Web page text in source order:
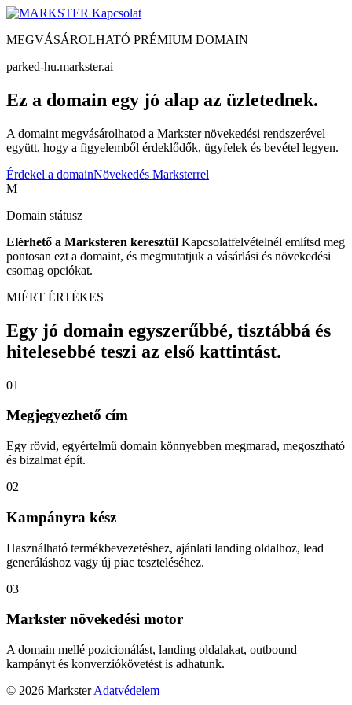
Kapcsolat
MEGVÁSÁROLHATÓ PRÉMIUM DOMAIN
parked-hu.markster.ai
Ez a domain egy jó alap az üzletednek.
A domaint megvásárolhatod a Markster növekedési rendszerével
együtt, hogy a figyelemből érdeklődők, ügyfelek és bevétel legyen.
Érdekel a domainNövekedés Marksterrel
M
Domain státusz
Elérhető a Marksteren keresztül Kapcsolatfelvételnél említsd meg
pontosan ezt a domaint, és megmutatjuk a vásárlási és növekedési
csomag opciókat.
MIÉRT ÉRTÉKES
Egy jó domain egyszerűbbé, tisztábbá és
hitelesebbé teszi az első kattintást.
01
Megjegyezhető cím
Egy rövid, egyértelmű domain könnyebben megmarad, megosztható
és bizalmat épít.
02
Kampányra kész
Használható termékbevezetéshez, ajánlati landing oldalhoz, lead
generáláshoz vagy új piac teszteléséhez.
03
Markster növekedési motor
A domain mellé pozicionálást, landing oldalakat, outbound
kampányt és konverziókövetést is adhatunk.
© 2026 Markster Adatvédelem